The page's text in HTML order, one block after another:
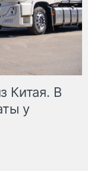
Китая. В
у